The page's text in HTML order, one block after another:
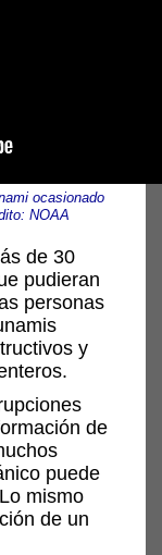
ocasionado
NOAA
de 30
pudieran
personas
y
de
puede
mismo
de un